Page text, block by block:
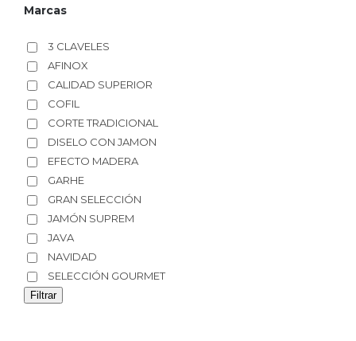
Marcas
3 CLAVELES
AFINOX
CALIDAD SUPERIOR
COFIL
CORTE TRADICIONAL
DISELO CON JAMON
EFECTO MADERA
GARHE
GRAN SELECCIÓN
JAMÓN SUPREM
JAVA
NAVIDAD
SELECCIÓN GOURMET
Filtrar